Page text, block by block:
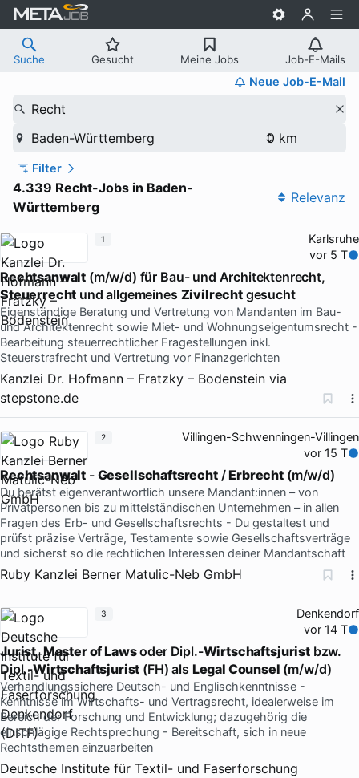
Suche Gesucht Meine Jobs Job-E-Mails
Neue Job-E-Mail
Recht
Baden-Württemberg
Filter
4.339 Recht-Jobs in Baden-
Württemberg
Relevanz
Karlsruhe
vor 5 T
Rechtsanwalt (m/w/d) für Bau- und Architektenrecht,
Steuerrecht und allgemeines Zivilrechtgesucht
Eigenständige Beratung und Vertretung von Mandanten im Bau-
und Architektenrecht sowie Miet- und Wohnungseigentumsrecht -
Bearbeitung steuerrechtlicher Fragestellungen inkl.
Steuerstrafrecht und Vertretung vor Finanzgerichten
Kanzlei Dr. Hofmann – Fratzky – Bodenstein via
stepstone.de
1
Villingen-Schwenningen-Villingen
vor 15 T
Rechtsanwalt - Gesellschaftsrecht/Erbrecht (m/w/d)
Du berätst eigenverantwortlich unsere Mandant:innen – von
Privatpersonen bis zu mittelständischen Unternehmen – in allen
Fragen des Erb- und Gesellschaftsrechts - Du gestaltest und
prüfst präzise Verträge, Testamente sowie Gesellschaftsverträge
und sicherst so die rechtlichen Interessen deiner Mandantschaft
Ruby Kanzlei Berner Matulic-Neb GmbH
2
Denkendorf
vor 14 T
Jurist,Master of Lawsoder Dipl.-Wirtschaftsjuristbzw.
Dipl.-Wirtschaftsjurist (FH) als Legal Counsel (m/w/d)
Verhandlungssichere Deutsch- und Englischkenntnisse -
Kenntnisse im Wirtschafts- und Vertragsrecht, idealerweise im
Bereich der Forschung und Entwicklung; dazugehörig die
einschlägige Rechtsprechung - Bereitschaft, sich in neue
Rechtsthemen einzuarbeiten
Deutsche Institute für Textil- und Faserforschung
3